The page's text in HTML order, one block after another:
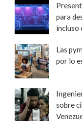
para
incluso
Las
por lo
sobre